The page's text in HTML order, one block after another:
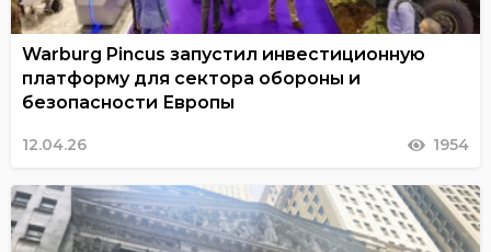
Warburg Pincus запустил инвестиционную
платформу для сектора обороны и
безопасности Европы
12.04.26 1954